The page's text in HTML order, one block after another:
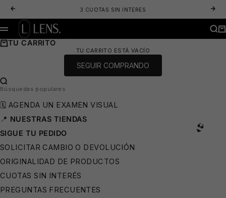
ANTERIOR
3 CUOTAS SIN INTERES
LENS. OPTICA ONLINE - LENTES DE SOL Y ANTEOJOS ÓPTICOS
MENÚ
TU CARRITO
TU CARRITO ESTÁ VACÍO
SEGUIR COMPRANDO
BUSCAR…
Búsquedas populares
🗓️ AGENDA UN EXAMEN VISUAL
📍 NUESTRAS TIENDAS
SIGUE TU PEDIDO
SOLICITAR CAMBIO O DEVOLUCIÓN
ORIGINALIDAD DE PRODUCTOS
CUOTAS SIN INTERÉS
PREGUNTAS FRECUENTES